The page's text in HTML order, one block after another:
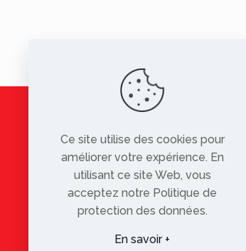
Ce site utilise des cookies pour
améliorer votre expérience. En
utilisant ce site Web, vous
acceptez notre Politique de
protection des données.
En savoir +